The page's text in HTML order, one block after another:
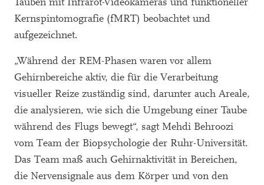
Kernspintomografie (fMRT) beobachtet und
aufgezeichnet.
„Während der REM-Phasen waren vor allem
Gehirnbereiche aktiv, die für die Verarbeitung
visueller Reize zuständig sind, darunter auch Areale,
die analysieren, wie sich die Umgebung einer Taube
während des Flugs bewegt“, sagt Mehdi Behroozi
vom Team der Biopsychologie der Ruhr-Universität.
Das Team maß auch Gehirnaktivität in Bereichen,
die Nervensignale aus dem Körper und von den